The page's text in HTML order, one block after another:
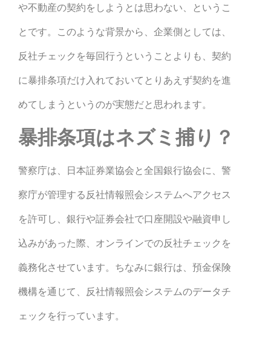
や不動産の契約をしようとは思わない、というこ
とです。このような背景から、企業側としては、
反社チェックを毎回行うということよりも、契約
に暴排条項だけ入れておいてとりあえず契約を進
めてしまうというのが実態だと思われます。
暴排条項はネズミ捕り？
警察庁は、日本証券業協会と全国銀行協会に、警
察庁が管理する反社情報照会システムへアクセス
を許可し、銀行や証券会社で口座開設や融資申し
込みがあった際、オンラインでの反社チェックを
義務化させています。ちなみに銀行は、預金保険
機構を通じて、反社情報照会システムのデータチ
ェックを行っています。